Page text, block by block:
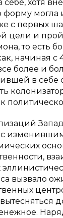
себе, хотя
форму могла
с первых
цели и
то есть
начиная
более и
в себе
с
вызвало